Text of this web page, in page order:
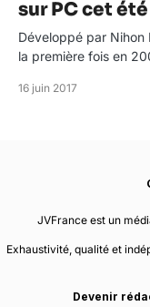
sur PC cet été
Développé par Nihon
la première fois en
16 juin 2017
JVFrance est un
Exhaustivité, qualité et
Devenir